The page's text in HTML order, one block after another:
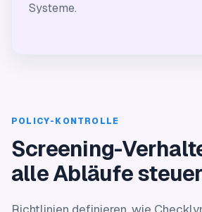
Systeme.
POLICY-KONTROLLE
Screening-
alle Abläufe
Richtlinien definieren, wie